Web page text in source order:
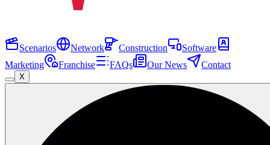
Scenarios Network Construction
Software
Marketing
Franchise FAQs Our News Contact
X